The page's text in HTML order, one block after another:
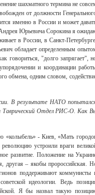
шахматного термина не
от должности
именно в России и может
Юрьевича Сорокина я
в России, в Санкт-
обладает определенным
говориться, "долго запрягает",
и координации
обмена, одним словом,
В результате НАТО
Таврический Отдел РИС-О. Как
«колыбель» - Киев, «Мать
устроили враги
развитие. Положение на
другая – якобы пророссийская.
поддерживают коммунисты
идеологии. Ведь
Я бы назвал такую